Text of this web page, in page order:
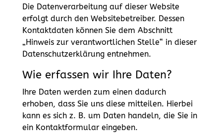
Die Datenverarbeitung auf dieser Website
erfolgt durch den Websitebetreiber. Dessen
Kontaktdaten können Sie dem Abschnitt
„Hinweis zur verantwortlichen Stelle“ in dieser
Datenschutzerklärung entnehmen.
Wie erfassen wir Ihre Daten?
Ihre Daten werden zum einen dadurch
erhoben, dass Sie uns diese mitteilen. Hierbei
kann es sich z. B. um Daten handeln, die Sie in
ein Kontaktformular eingeben.